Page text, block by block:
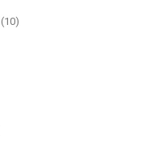
(10)